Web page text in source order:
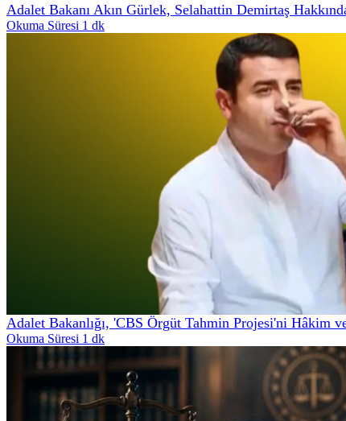
Adalet Bakanı Akın Gürlek, Selahattin Demirtaş
Okuma Süresi 1 dk
Adalet Bakanlığı, 'CBS Örgüt Tahmin Projesi'ni Hâkim
Okuma Süresi 1 dk